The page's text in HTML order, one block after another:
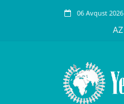
06 Avqust 2026
AZ